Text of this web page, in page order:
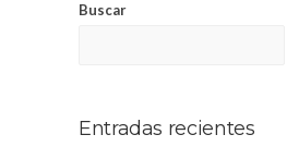
Buscar
Entradas recientes